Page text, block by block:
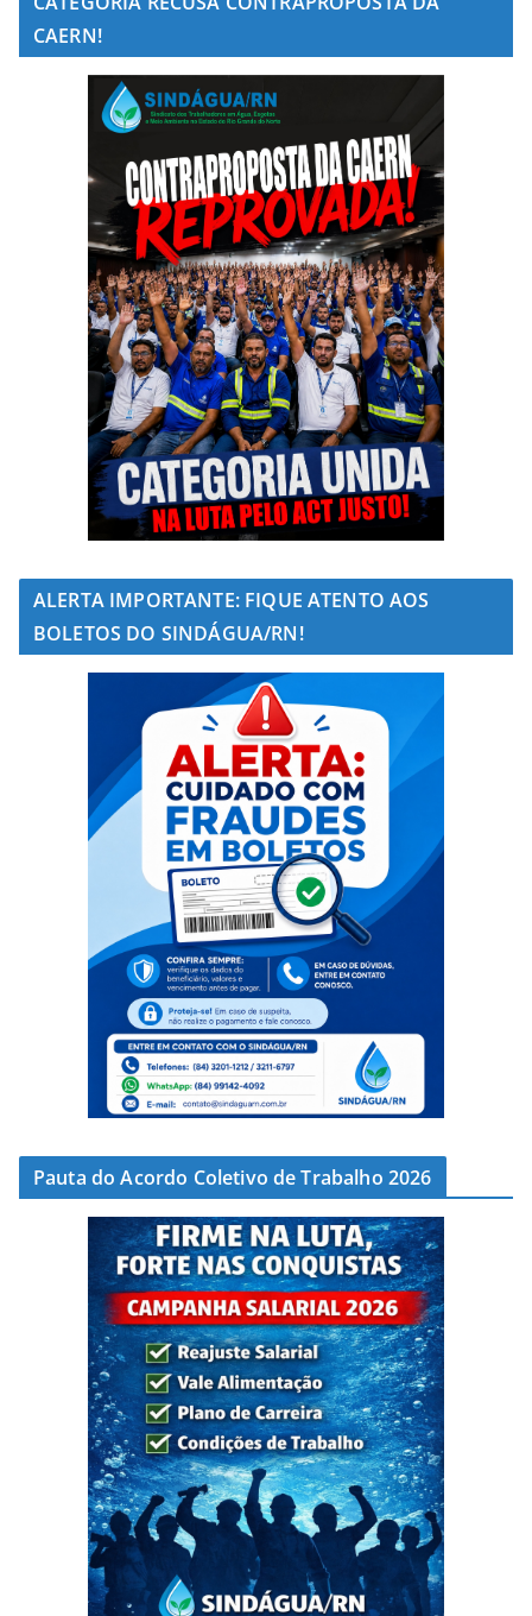
CAERN!
ALERTA IMPORTANTE: FIQUE ATENTO AOS
BOLETOS DO SINDÁGUA/RN!
Pauta do Acordo Coletivo de Trabalho 2026